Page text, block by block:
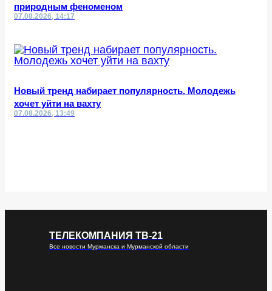
природным феноменом
07.08.2026, 14:17
Новый тренд набирает популярность. Молодежь
хочет уйти на вахту
07.08.2026, 13:49
ТЕЛЕКОМПАНИЯ ТВ-21
Все новости Мурманска и Мурманской области